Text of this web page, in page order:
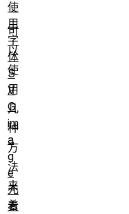
可
以
使
用
几
种
方
法
来
着
使
用
字
体
S
V
G
im
a
g
e
元
素